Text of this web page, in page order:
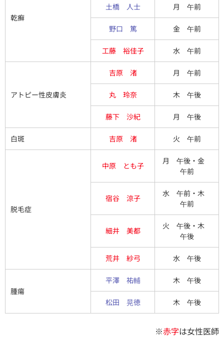
乾癬
土橋 人士 月 午前
野口 篤 金 午前
工藤 裕佳子 水 午前
アトピー性皮膚炎
吉原 渚 月 午前
丸 玲奈 木 午後
藤下 沙紀 月 午後
白斑 吉原 渚 火 午前
脱毛症
中原 とも子
月 午後・金
午前
宿谷 涼子
水 午前・木
午前
細井 美都
火 午後・木
午後
荒井 紗弓 水 午後
腫瘍
平澤 祐輔 木 午後
松田 晃徳 木 午後
※赤字は女性医師